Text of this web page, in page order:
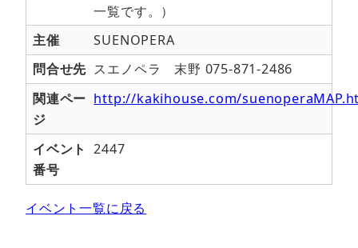
一覧です。）
主催
SUENOPERA
問合せ先 スエノペラ 末野 075-871-2486
関連ペー
ジ
http://kakihouse.com/
イベント
番号
2447
イベント一覧に戻る